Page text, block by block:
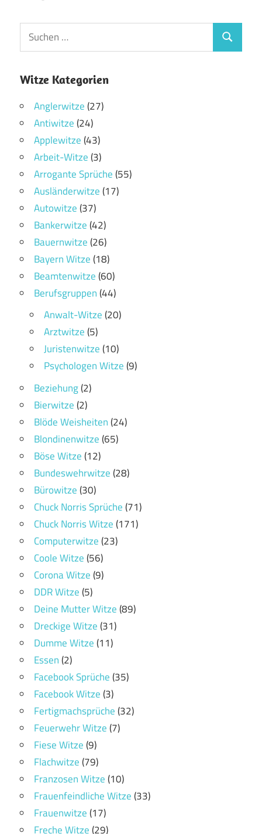
Witze Kategorien
Anglerwitze(27)
Antiwitze(24)
Applewitze(43)
Arbeit-Witze(3)
Arrogante Sprüche(55)
Ausländerwitze(17)
Autowitze(37)
Bankerwitze(42)
Bauernwitze(26)
Bayern Witze(18)
Beamtenwitze(60)
Berufsgruppen(44)
Anwalt-Witze(20)
Arztwitze(5)
Juristenwitze(10)
Psychologen Witze(9)
Beziehung(2)
Bierwitze(2)
Blöde Weisheiten(24)
Blondinenwitze(65)
Böse Witze(12)
Bundeswehrwitze(28)
Bürowitze(30)
Chuck Norris Sprüche(71)
Chuck Norris Witze(171)
Computerwitze(23)
Coole Witze(56)
Corona Witze(9)
DDR Witze(5)
Deine Mutter Witze(89)
Dreckige Witze(31)
Dumme Witze(11)
Essen(2)
Facebook Sprüche(35)
Facebook Witze(3)
Fertigmachsprüche(32)
Feuerwehr Witze(7)
Fiese Witze(9)
Flachwitze(79)
Franzosen Witze(10)
Frauenfeindliche Witze(33)
Frauenwitze(17)
Freche Witze(29)